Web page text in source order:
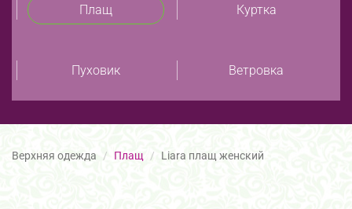
Плащ Куртка
Пуховик Ветровка
Верхняя одежда Плащ Liara плащ женский